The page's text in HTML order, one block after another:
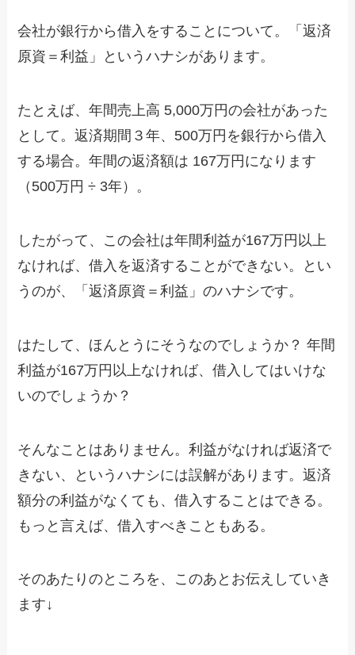
会社が銀行から借入をすることについて。「返済
原資＝利益」というハナシがあります。
たとえば、年間売上高 5,000万円の会社があった
として。返済期間３年、500万円を銀行から借入
する場合。年間の返済額は 167万円になります
（500万円 ÷ 3年）。
したがって、この会社は年間利益が167万円以上
なければ、借入を返済することができない。とい
うのが、「返済原資＝利益」のハナシです。
はたして、ほんとうにそうなのでしょうか？ 年間
利益が167万円以上なければ、借入してはいけな
いのでしょうか？
そんなことはありません。利益がなければ返済で
きない、というハナシには誤解があります。返済
額分の利益がなくても、借入することはできる。
もっと言えば、借入すべきこともある。
そのあたりのところを、このあとお伝えしていき
ます↓